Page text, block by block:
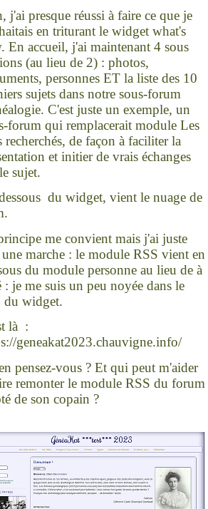
j'ai presque réussi à faire ce que je
en triturant le widget what's
En accueil, j'ai maintenant 4 sous
(au lieu de 2) : photos,
personnes ET la liste des 10
sujets dans notre sous-forum
C'est juste un exemple, un
forum qui remplacerait module Les
recherchés, de façon à faciliter la
et initier de vrais échanges
sujet.
du widget, vient le nuage de
me convient mais j'ai juste
une marche : le module RSS vient en
du module personne au lieu de à
: je me suis un peu noyée dans le
du widget.
là :
geneakat2023.chauvigne.info/
pensez-vous ? Et qui peut m'aider
remonter le module RSS du forum
de son copain ?